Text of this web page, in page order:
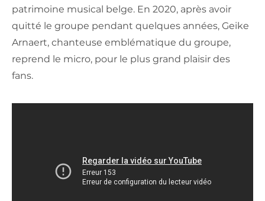
patrimoine musical belge. En 2020, après avoir
quitté le groupe pendant quelques années, Geike
Arnaert, chanteuse emblématique du groupe,
reprend le micro, pour le plus grand plaisir des
fans.